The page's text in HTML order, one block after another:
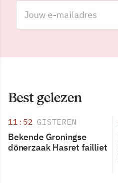
Best gelezen
11:52 GISTEREN
Bekende Groningse
dönerzaak Hasret failliet